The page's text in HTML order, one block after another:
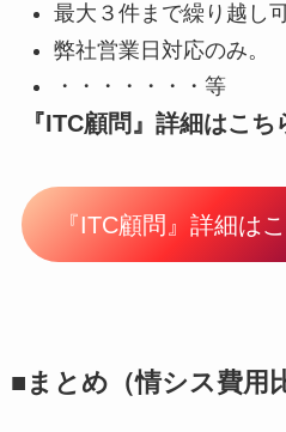
最大３件まで繰り越し可
弊社営業日対応のみ。
・・・・・・・等
『ITC顧問』詳細はこち
『ITC顧問』詳細は
■まとめ（情シス費用